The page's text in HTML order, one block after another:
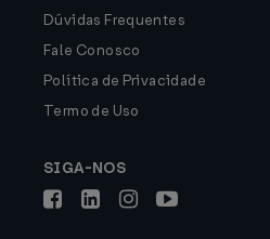
Dúvidas Frequentes
Fale Conosco
Política de Privacidade
Termo de Uso
SIGA-NOS